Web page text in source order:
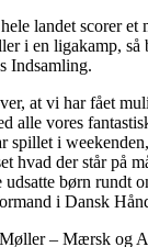
landet scorer et
i en ligakamp, så
Indsamling.
at vi har fået
alle vores
spillet i
hvad der står på
børn rundt
i Dansk
– Mærsk og